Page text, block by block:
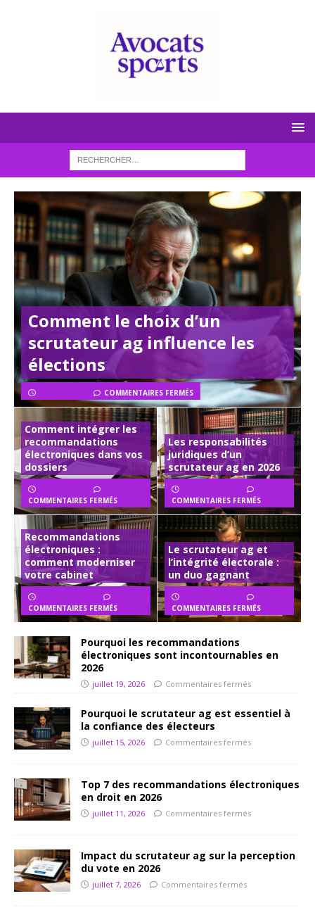
Comment le choix d’un
scrutateur ag influence les
élections
COMMENTAIRES FERMÉS
Comment intégrer les
recommandations
électroniques dans vos
dossiers
COMMENTAIRES FERMÉS
Les responsabilités
juridiques d’un
scrutateur ag en 2026
COMMENTAIRES FERMÉS
Recommandations
électroniques :
comment moderniser
votre cabinet
COMMENTAIRES FERMÉS
Le scrutateur ag et
l’intégrité électorale :
un duo gagnant
COMMENTAIRES FERMÉS
Pourquoi les recommandations
électroniques sont incontournables en
2026
juillet 19, 2026 Commentaires fermés
Pourquoi le scrutateur ag est essentiel à
la confiance des électeurs
juillet 15, 2026 Commentaires fermés
Top 7 des recommandations électroniques
en droit en 2026
juillet 11, 2026 Commentaires fermés
Impact du scrutateur ag sur la perception
du vote en 2026
juillet 7, 2026 Commentaires fermés